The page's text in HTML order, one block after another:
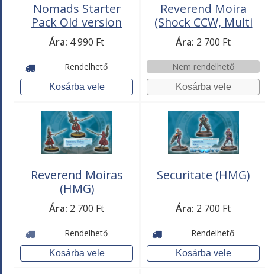
Nomads Starter
Pack Old version
Ára: 4 990 Ft
Rendelhető
Reverend Moira
(Shock CCW, Multi
Rifle)
Ára: 2 700 Ft
Nem rendelhető
Reverend Moiras
(HMG)
Ára: 2 700 Ft
Rendelhető
Securitate (HMG)
Ára: 2 700 Ft
Rendelhető